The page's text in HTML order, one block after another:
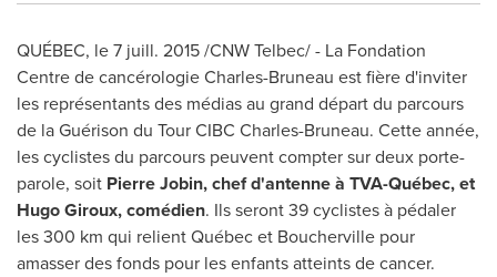
QUÉBEC, le 7 juill. 2015 /CNW Telbec/ - La Fondation
Centre de cancérologie Charles-Bruneau est fière d'inviter
les représentants des médias au grand départ du parcours
de la Guérison du Tour CIBC Charles-Bruneau. Cette année,
les cyclistes du parcours peuvent compter sur deux porte-
parole, soit Pierre Jobin, chef d'antenne à TVA-Québec,et
Hugo Giroux, comédien. Ils seront 39 cyclistes à pédaler
les 300 km qui relient Québec et Boucherville pour
amasser des fonds pour les enfants atteints de cancer.